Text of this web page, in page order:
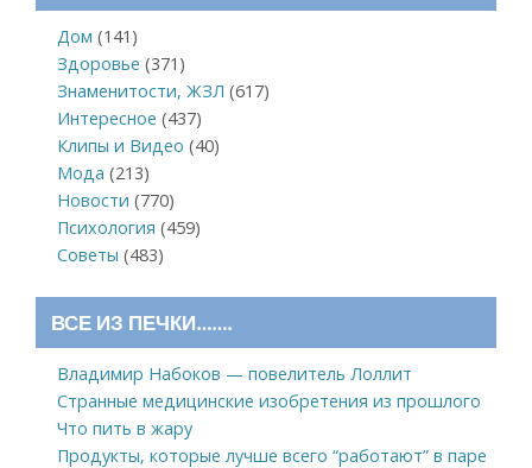
Дом (141)
Здоровье (371)
Знаменитости, ЖЗЛ (617)
Интересное (437)
Клипы и Видео (40)
Мода (213)
Новости (770)
Психология (459)
Советы (483)
ВСЕ ИЗ ПЕЧКИ…….
Владимир Набоков — повелитель Лоллит
Странные медицинские изобретения из прошлого
Что пить в жару
Продукты, которые лучше всего “работают” в паре